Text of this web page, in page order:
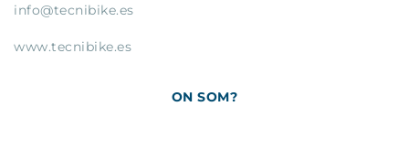
info@tecnibike.es
www.tecnibike.es
ON SOM?